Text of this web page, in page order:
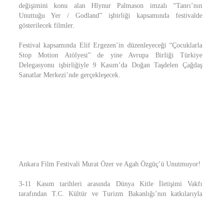
değişimini konu alan Hlynur Palmason imzalı “Tanrı’nın
Unuttuğu Yer / Godland” işbirliği kapsamında festivalde
gösterilecek filmler.
Festival kapsamında Elif Ergezen’in düzenleyeceği “Çocuklarla
Stop Motion Atölyesi” de yine Avrupa Birliği Türkiye
Delegasyonu işbirliğiyle 9 Kasım’da Doğan Taşdelen Çağdaş
Sanatlar Merkezi’nde gerçekleşecek.
Ankara Film Festivali Murat Özer ve Agah Özgüç’ü Unutmuyor!
3-11 Kasım tarihleri arasında Dünya Kitle İletişimi Vakfı
tarafından T.C. Kültür ve Turizm Bakanlığı’nın katkılarıyla